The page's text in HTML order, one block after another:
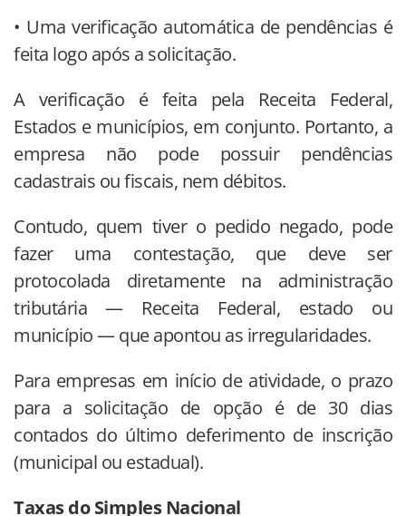
• Uma verificação automática de pendências é
feita logo após a solicitação.
A verificação é feita pela Receita Federal,
Estados e municípios, em conjunto. Portanto, a
empresa não pode possuir pendências
cadastrais ou fiscais, nem débitos.
Contudo, quem tiver o pedido negado, pode
fazer uma contestação, que deve ser
protocolada diretamente na administração
tributária — Receita Federal, estado ou
município — que apontou as irregularidades.
Para empresas em início de atividade, o prazo
para a solicitação de opção é de 30 dias
contados do último deferimento de inscrição
(municipal ou estadual).
Taxas do Simples Nacional